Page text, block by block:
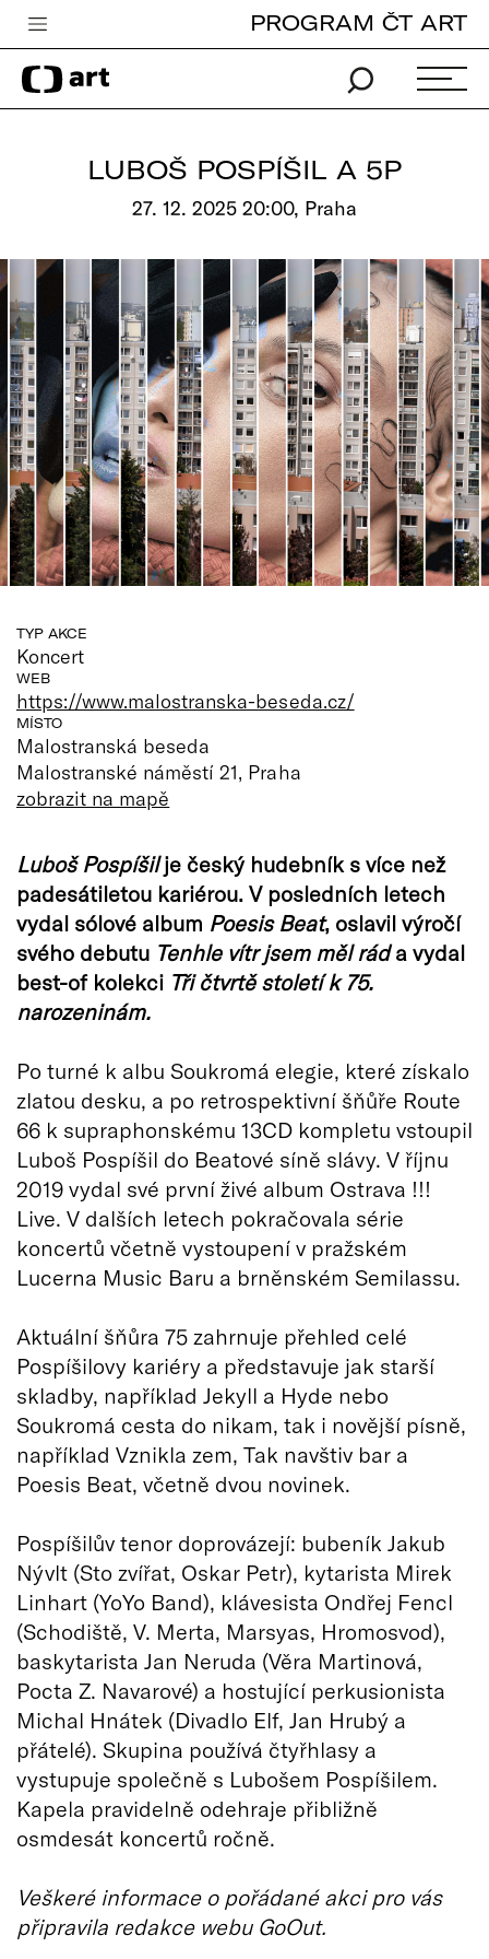
Česká televize
Zpravodajství
Pro děti
edu
Vše o ČT
PROGRAM ČT ART
LUBOŠ POSPÍŠIL A 5P
27. 12. 2025 20:00, Praha
TYP AKCE
Koncert
WEB
https://www.malostranska-beseda.cz/
MÍSTO
Malostranská beseda
Malostranské náměstí 21, Praha
zobrazit na mapě
Luboš Pospíšilje český hudebník s více než
padesátiletou kariérou. V posledních letech
vydal sólové album Poesis Beat, oslavil výročí
svého debutu Tenhle vítr jsem měl ráda vydal
best-of kolekci Tři čtvrtě století k 75.
narozeninám.
Po turné k albu Soukromá elegie, které získalo
zlatou desku, a po retrospektivní šňůře Route
66 k supraphonskému 13CD kompletu vstoupil
Luboš Pospíšil do Beatové síně slávy. V říjnu
2019 vydal své první živé album Ostrava !!!
Live. V dalších letech pokračovala série
koncertů včetně vystoupení v pražském
Lucerna Music Baru a brněnském Semilassu.
Aktuální šňůra 75 zahrnuje přehled celé
Pospíšilovy kariéry a představuje jak starší
skladby, například Jekyll a Hyde nebo
Soukromá cesta do nikam, tak i novější písně,
například Vznikla zem, Tak navštiv bar a
Poesis Beat, včetně dvou novinek.
Pospíšilův tenor doprovázejí: bubeník Jakub
Nývlt (Sto zvířat, Oskar Petr), kytarista Mirek
Linhart (YoYo Band), klávesista Ondřej Fencl
(Schodiště, V. Merta, Marsyas, Hromosvod),
baskytarista Jan Neruda (Věra Martinová,
Pocta Z. Navarové) a hostující perkusionista
Michal Hnátek (Divadlo Elf, Jan Hrubý a
přátelé). Skupina používá čtyřhlasy a
vystupuje společně s Lubošem Pospíšilem.
Kapela pravidelně odehraje přibližně
osmdesát koncertů ročně.
Veškeré informace o pořádané akci pro vás
připravila redakce webu GoOut.